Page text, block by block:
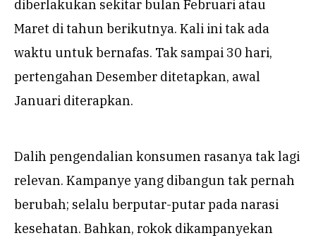
diberlakukan sekitar bulan Februari atau
Maret di tahun berikutnya. Kali ini tak ada
waktu untuk bernafas. Tak sampai 30 hari,
pertengahan Desember ditetapkan, awal
Januari diterapkan.
Dalih pengendalian konsumen rasanya tak lagi
relevan. Kampanye yang dibangun tak pernah
berubah; selalu berputar-putar pada narasi
kesehatan. Bahkan, rokok dikampanyekan